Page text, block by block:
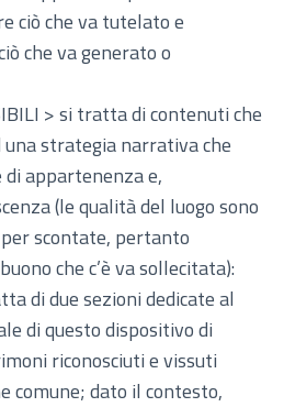
ciò che va tutelato e
che va generato o
> si tratta di contenuti che
strategia narrativa che
appartenenza e,
(le qualità del luogo sono
scontate, pertanto
che c’è va sollecitata):
di due sezioni dedicate al
di questo dispositivo di
riconosciuti e vissuti
comune; dato il contesto,